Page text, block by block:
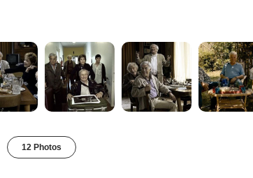
12 Photos